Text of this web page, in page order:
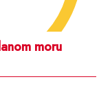
moru